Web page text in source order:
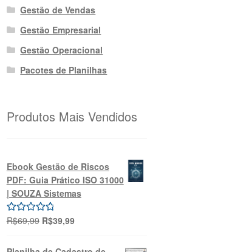
Gestão de Vendas
Gestão Empresarial
Gestão Operacional
Pacotes de Planilhas
Produtos Mais Vendidos
Ebook Gestão de Riscos
PDF: Guia Prático ISO 31000
| SOUZA Sistemas
Avaliação
R$69,99 O
original
R$39,99O